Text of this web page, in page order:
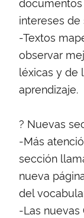
intereses de
-Textos
observar
léxicas y de
aprendizaje.
? Nuevas
-Más
sección
nueva
del
-Las nuevas